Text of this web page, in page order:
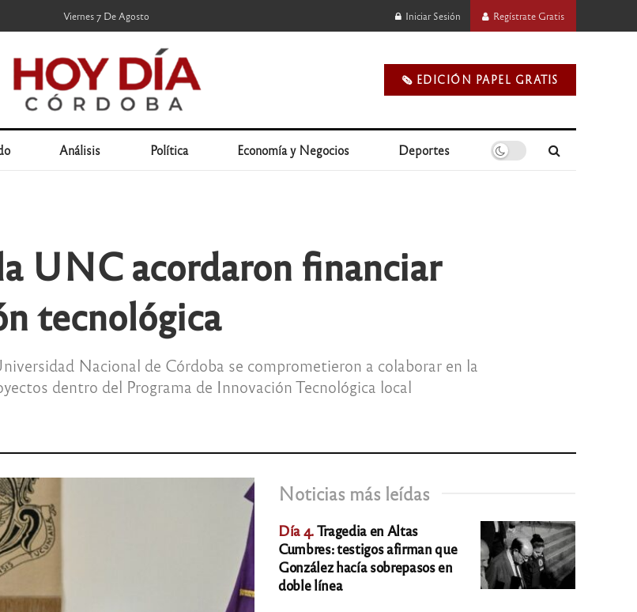
Viernes 7 De Agosto Iniciar Sesión Regístrate Gratis
🗞️ EDICIÓN PAPEL GRATIS
Análisis Política Economía y Negocios Deportes
UNC acordaron financiar
tecnológica
Nacional de Córdoba se comprometieron a colaborar en la
dentro del Programa de Innovación Tecnológica local
Noticias más leídas
Día 4.Tragedia en Altas
Cumbres: testigos afirman que
González hacía sobrepasos en
doble línea